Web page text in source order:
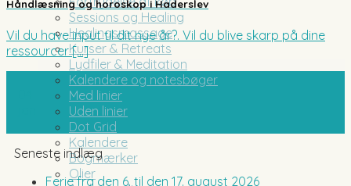
Sessions og Healing
Healingsmassage
Kurser & Retreats
Lydfiler & Meditation
Kalendere og notesbøger
Med linier
Uden linier
Dot Grid
Kalendere
Bogmærker
Olier
Håndlæsning og horoskop i Haderslev
Vil du have input til dit nye år?. Vil du blive skarp på dine
ressourcer [...]
Seneste indlæg
Ferie fra den 6. til den 17. august 2026